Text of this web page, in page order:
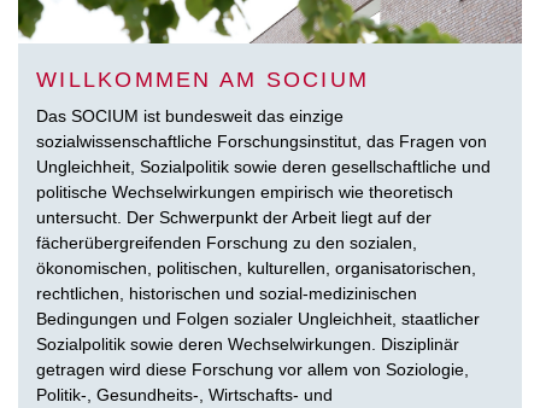
WILLKOMMEN AM SOCIUM
Das SOCIUM ist bundesweit das einzige
sozialwissenschaftliche Forschungsinstitut, das Fragen von
Ungleichheit, Sozialpolitik sowie deren gesellschaftliche und
politische Wechselwirkungen empirisch wie theoretisch
untersucht. Der Schwerpunkt der Arbeit liegt auf der
fächerübergreifenden Forschung zu den sozialen,
ökonomischen, politischen, kulturellen, organisatorischen,
rechtlichen, historischen und sozial-medizinischen
Bedingungen und Folgen sozialer Ungleichheit, staatlicher
Sozialpolitik sowie deren Wechselwirkungen. Disziplinär
getragen wird diese Forschung vor allem von Soziologie,
Politik-, Gesundheits-, Wirtschafts- und